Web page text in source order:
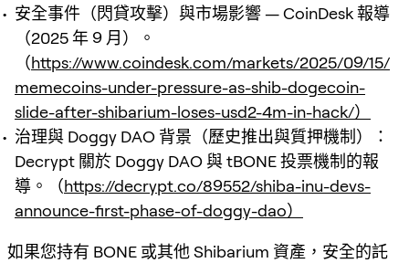
安全事件（閃貸攻擊）與市場影響 — CoinDesk 報導
（2025 年 9 月）。
（https://www.coindesk.com/markets/2025/09/15/
memecoins-under-pressure-as-shib-dogecoin-
slide-after-shibarium-loses-usd2-4m-in-hack/）
治理與 Doggy DAO 背景（歷史推出與質押機制）：
Decrypt 關於 Doggy DAO 與 tBONE 投票機制的報
導。（https://decrypt.co/89552/shiba-inu-devs-
announce-first-phase-of-doggy-dao）
如果您持有 BONE 或其他 Shibarium 資產，安全的託